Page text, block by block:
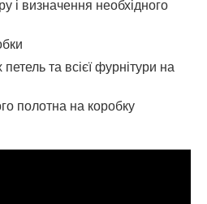
і визначення необхідного
та всієї фурнітури на
полотна на коробку